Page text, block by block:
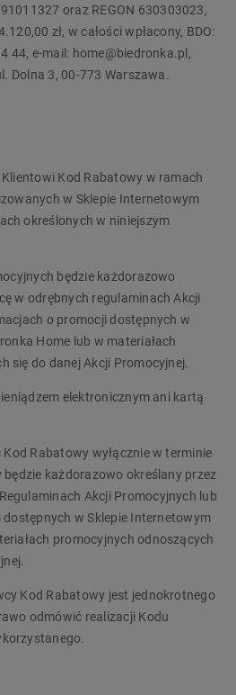
oraz REGON 630303023,
zł, w całości wpłacony, BDO:
44, e-mail: home@biedronka.pl,
Dolna 3, 00-773 Warszawa.
Kod Rabatowy w ramach
w Sklepie Internetowym
określonych w niniejszym
będzie każdorazowo
w odrębnych regulaminach Akcji
o promocji dostępnych w
Home lub w materiałach
się do danej Akcji Promocyjnej.
elektronicznym ani kartą
Rabatowy wyłącznie w terminie
każdorazowo określany przez
Akcji Promocyjnych lub
w Sklepie Internetowym
promocyjnych odnoszących
Kod Rabatowy jest jednokrotnego
odmówić realizacji Kodu